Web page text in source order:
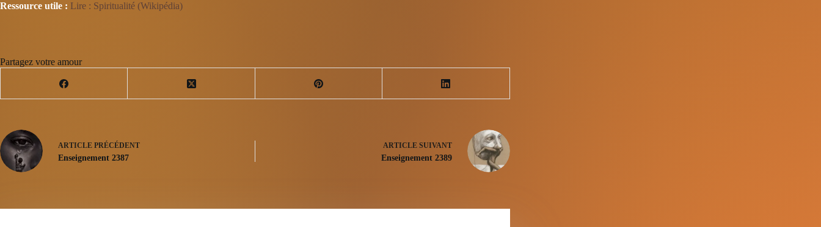
Ressource utile : Lire : Spiritualité (Wikipédia)
Partagez votre amour
ARTICLE PRÉCÉDENT
Enseignement 2387
ARTICLESUIVANT
Enseignement 2389